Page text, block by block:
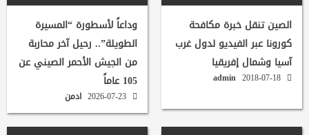
الصين تنقل خبرة مكافحة
كورونا عبر الفيديو لدول غرب
آسيا وشمال إفريقيا
admin
وداعاً لأسطورة “المسيرة
الطويلة”.. رحيل آخر محاربة
من الجيش الأحمر الصيني عن
105 عاماً
ادمن